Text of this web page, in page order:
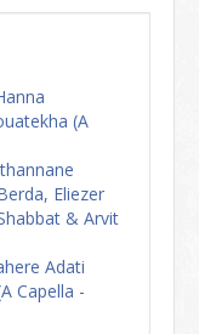
(A
Eliezer
& Arvit
Adati
Capella -